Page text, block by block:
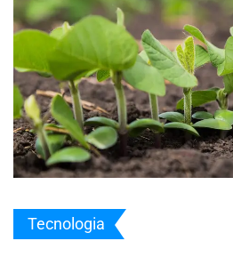
Tecnologia